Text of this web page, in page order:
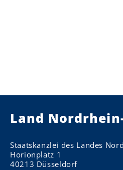
Land
Staatskanzlei des Landes
Horionplatz 1
40213 Düsseldorf